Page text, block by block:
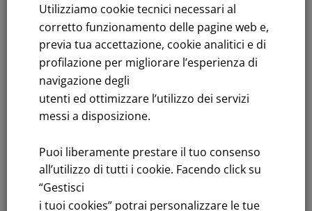
Andamento titolo: Il titolo in Borsa
Bandi di gara: Ultimi bandi
FNM S.p.A.
Sede in Milano, Piazzale Cadorna, 14
fnm@legalmail.it
Capitale sociale € 230.000.000,00 interamente versato
Iscrizione Registro Imprese
C.F.e P.IVA 00776140154
C.C.I.AA. Milano – REA 28331
Utilizziamo cookie tecnici necessari al
corretto funzionamento delle pagine web e,
previa tua accettazione, cookie analitici e di
profilazione per migliorare l’esperienza di
navigazione degli
utenti ed ottimizzare l’utilizzo dei servizi
messi a disposizione.
Puoi liberamente prestare il tuo consenso
all’utilizzo di tutti i cookie. Facendo click su
“Gestisci
i tuoi cookies” potrai personalizzare le tue